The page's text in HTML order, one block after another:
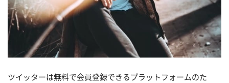
ツイッターは無料で会員登録できるプラットフォームのた